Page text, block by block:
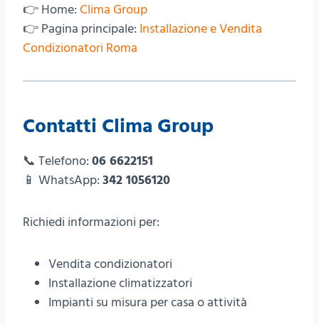
👉 Home: Clima Group
👉 Pagina principale: Installazione e Vendita
Condizionatori Roma
Contatti Clima Group
📞 Telefono: 06 6622151
📱 WhatsApp: 342 1056120
Richiedi informazioni per:
Vendita condizionatori
Installazione climatizzatori
Impianti su misura per casa o attività